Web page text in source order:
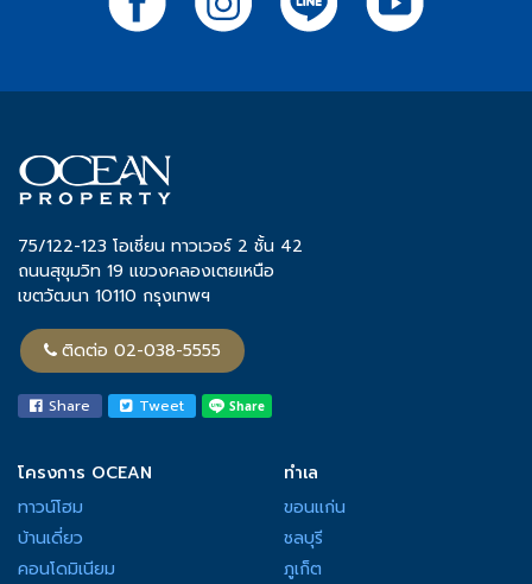
75/122-123 โอเชี่ยน ทาวเวอร์ 2 ชั้น 42
ถนนสุขุมวิท 19 แขวงคลองเตยเหนือ
เขตวัฒนา 10110 กรุงเทพฯ
ติดต่อ 02-038-5555
Share Tweet
โครงการ OCEAN
ทาวน์โฮม
บ้านเดี่ยว
คอนโดมิเนียม
ทำเล
ขอนแก่น
ชลบุรี
ภูเก็ต